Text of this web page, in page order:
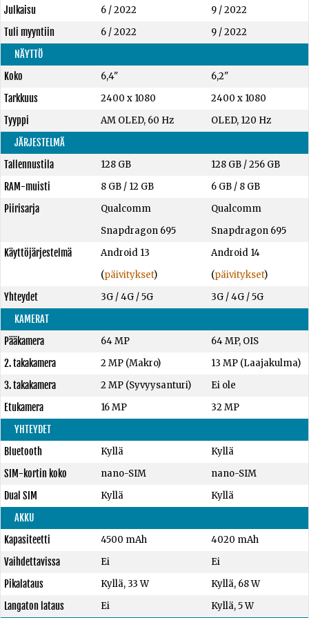
Julkaisu 6 / 2022
9 / 2022
Tuli myyntiin
6 / 2022
9 / 2022
NÄYTTÖ
Koko
6,4"
6,2"
Tarkkuus
2400 x 1080
2400 x 1080
Tyyppi
AM OLED, 60 Hz
OLED, 120 Hz
JÄRJESTELMÄ
Tallennustila
128 GB 128 GB /256 GB
RAM-muisti
8 GB/ 12 GB 6 GB / 8 GB
Piirisarja
Qualcomm
Snapdragon 695
Qualcomm
Snapdragon 695
Käyttöjärjestelmä
Android 13
(päivitykset)
Android 14
(päivitykset)
Yhteydet
3G / 4G / 5G
3G / 4G / 5G
KAMERAT
Pääkamera
64 MP
64 MP, OIS
2. takakamera
2 MP (Makro)
13 MP (Laajakulma)
3. takakamera
2 MP (Syvyysanturi)
Ei ole
Etukamera
16 MP
32 MP
YHTEYDET
Bluetooth
Kyllä
Kyllä
SIM-kortin koko
nano-SIM
nano-SIM
Dual SIM
Kyllä
Kyllä
AKKU
Kapasiteetti
4500 mAh
4020 mAh
Vaihdettavissa
Ei
Ei
Pikalataus
Kyllä, 33 W
Kyllä, 68 W
Langaton lataus
Ei
Kyllä, 5 W